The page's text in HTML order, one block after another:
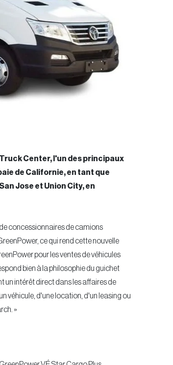
Center, l'un des principaux
de Californie, en tant que
Jose et Union City, en
concessionnaires de camions
ce qui rend cette nouvelle
pour les ventes de véhicules
bien à la philosophie du guichet
un intérêt direct dans les affaires de
véhicule, d'une location, d'un leasing ou
»